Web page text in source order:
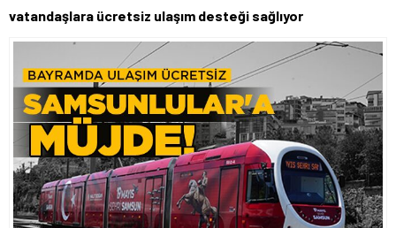
55,1881
vatandaşlara ücretsiz ulaşım desteği sağlıyor